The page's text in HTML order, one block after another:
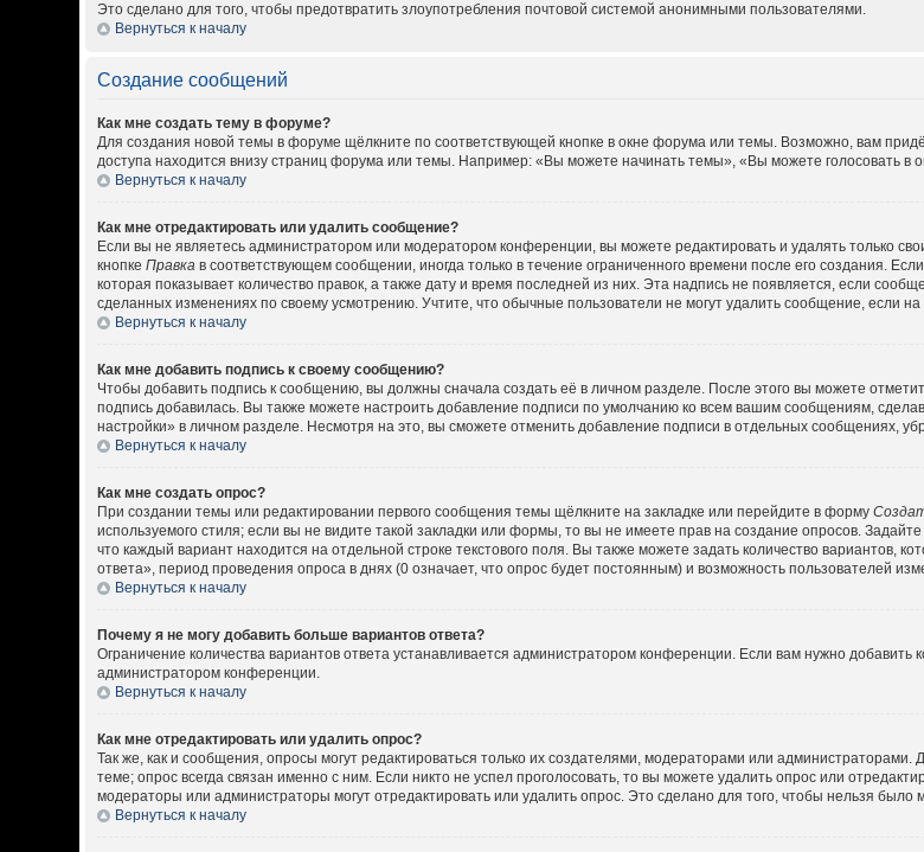
Это сделано для того, чтобы предотвратить злоупотребления почтовой системой анонимными пользователями.
Вернуться к началу
Создание сообщений
Как мне создать тему в форуме?
Для создания новой темы в форуме щёлкните по соответствующей кнопке в окне форума или темы. Возможно, вам
доступа находится внизу страниц форума или темы. Например: «Вы можете начинать темы», «Вы можете голосовать в
Вернуться к началу
Как мне отредактировать или удалить сообщение?
Если вы не являетесь администратором или модератором конференции, вы можете редактировать и удалять только
кнопкеПравка в соответствующем сообщении, иногда только в течение ограниченного времени после его создания.
которая показывает количество правок, а также дату и время последней из них. Эта надпись не появляется, если
сделанных изменениях по своему усмотрению. Учтите, что обычные пользователи не могут удалить сообщение, если на
Вернуться к началу
Как мне добавить подпись к своему сообщению?
Чтобы добавить подпись к сообщению, вы должны сначала создать её в личном разделе. После этого вы можете
подпись добавилась. Вы также можете настроить добавление подписи по умолчанию ко всем вашим сообщениям,
настройки» в личном разделе. Несмотря на это, вы сможете отменить добавление подписи в отдельных сообщениях,
Вернуться к началу
Как мне создать опрос?
При создании темы или редактировании первого сообщения темы щёлкните на закладке или перейдите в форму
используемого стиля; если вы не видите такой закладки или формы, то вы не имеете прав на создание опросов.
что каждый вариант находится на отдельной строке текстового поля. Вы также можете задать количество вариантов,
ответа», период проведения опроса в днях (0 означает, что опрос будет постоянным) и возможность пользователей
Вернуться к началу
Почему я не могу добавить больше вариантов ответа?
Ограничение количества вариантов ответа устанавливается администратором конференции. Если вам нужно
администратором конференции.
Вернуться к началу
Как мне отредактировать или удалить опрос?
Так же, как и сообщения, опросы могут редактироваться только их создателями, модераторами или
теме; опрос всегда связан именно с ним. Если никто не успел проголосовать, то вы можете удалить опрос или
модераторы или администраторы могут отредактировать или удалить опрос. Это сделано для того, чтобы нельзя было
Вернуться к началу